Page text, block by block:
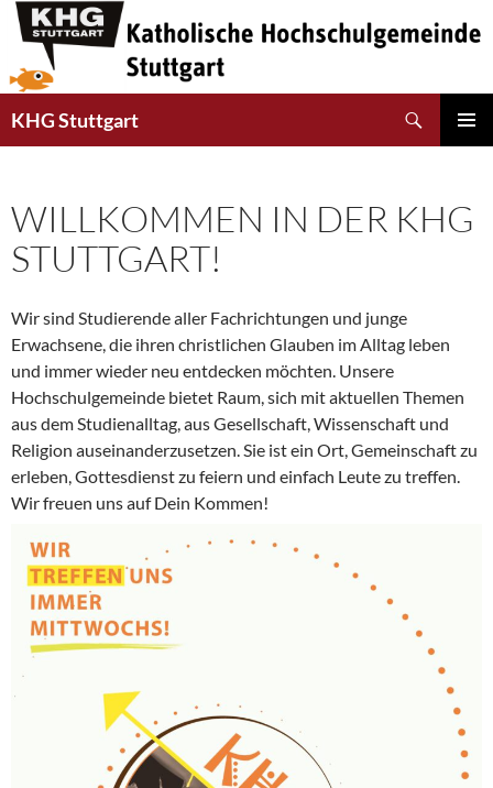
KHG Stuttgart
WILLKOMMEN IN DER KHG
STUTTGART!
Wir sind Studierende aller Fachrichtungen und junge
Erwachsene, die ihren christlichen Glauben im Alltag leben
und immer wieder neu entdecken möchten. Unsere
Hochschulgemeinde bietet Raum, sich mit aktuellen Themen
aus dem Studienalltag, aus Gesellschaft, Wissenschaft und
Religion auseinanderzusetzen. Sie ist ein Ort, Gemeinschaft zu
erleben, Gottesdienst zu feiern und einfach Leute zu treffen.
Wir freuen uns auf Dein Kommen!